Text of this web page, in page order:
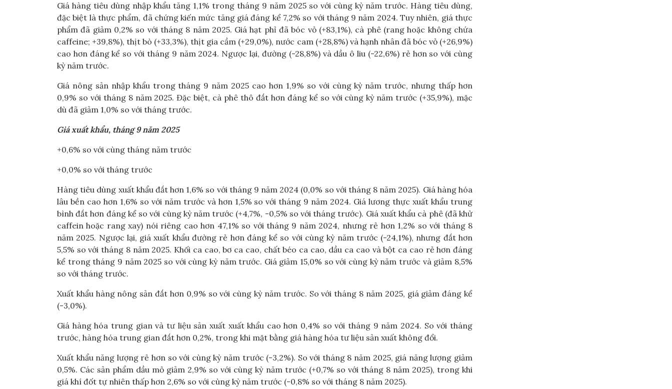
Giá hàng tiêu dùng nhập khẩu tăng 1,1% trong tháng 9 năm 2025 so với cùng kỳ năm trước. Hàng tiêu dùng,
đặc biệt là thực phẩm, đã chứng kiến ​​mức tăng giá đáng kể 7,2% so với tháng 9 năm 2024. Tuy nhiên, giá thực
phẩm đã giảm 0,2% so với tháng 8 năm 2025. Giá hạt phỉ đã bóc vỏ (+83,1%), cà phê (rang hoặc không chứa
caffeine; +39,8%), thịt bò (+33,3%), thịt gia cầm (+29,0%), nước cam (+28,8%) và hạnh nhân đã bóc vỏ (+26,9%)
cao hơn đáng kể so với tháng 9 năm 2024. Ngược lại, đường (-28,8%) và dầu ô liu (-22,6%) rẻ hơn so với cùng
kỳ năm trước.
Giá nông sản nhập khẩu trong tháng 9 năm 2025 cao hơn 1,9% so với cùng kỳ năm trước, nhưng thấp hơn
0,9% so với tháng 8 năm 2025. Đặc biệt, cà phê thô đắt hơn đáng kể so với cùng kỳ năm trước (+35,9%), mặc
dù đã giảm 1,0% so với tháng trước.
Giá xuất khẩu, tháng 9 năm 2025
+0,6% so với cùng tháng năm trước
+0,0% so với tháng trước
Hàng tiêu dùng xuất khẩu đắt hơn 1,6% so với tháng 9 năm 2024 (0,0% so với tháng 8 năm 2025). Giá hàng hóa
lâu bền cao hơn 1,6% so với năm trước và hơn 1,5% so với tháng 9 năm 2024. Giá lương thực xuất khẩu trung
bình đắt hơn đáng kể so với cùng kỳ năm trước (+4,7%, -0,5% so với tháng trước). Giá xuất khẩu cà phê (đã khử
caffein hoặc rang xay) nói riêng cao hơn 47,1% so với tháng 9 năm 2024, nhưng rẻ hơn 1,2% so với tháng 8
năm 2025. Ngược lại, giá xuất khẩu đường rẻ hơn đáng kể so với cùng kỳ năm trước (-24,1%), nhưng đắt hơn
5,5% so với tháng 8 năm 2025. Khối ca cao, bơ ca cao, chất béo ca cao, dầu ca cao và bột ca cao rẻ hơn đáng
kể trong tháng 9 năm 2025 so với cùng kỳ năm trước. Giá giảm 15,0% so với cùng kỳ năm trước và giảm 8,5%
so với tháng trước.
Xuất khẩu hàng nông sản đắt hơn 0,9% so với cùng kỳ năm trước. So với tháng 8 năm 2025, giá giảm đáng kể
(-3,0%).
Giá hàng hóa trung gian và tư liệu sản xuất xuất khẩu cao hơn 0,4% so với tháng 9 năm 2024. So với tháng
trước, hàng hóa trung gian đắt hơn 0,2%, trong khi mặt bằng giá hàng hóa tư liệu sản xuất không đổi.
Xuất khẩu năng lượng rẻ hơn so với cùng kỳ năm trước (-3,2%). So với tháng 8 năm 2025, giá năng lượng giảm
0,5%. Các sản phẩm dầu mỏ giảm 2,9% so với cùng kỳ năm trước (+0,7% so với tháng 8 năm 2025), trong khi
giá khí đốt tự nhiên thấp hơn 2,6% so với cùng kỳ năm trước (-0,8% so với tháng 8 năm 2025).